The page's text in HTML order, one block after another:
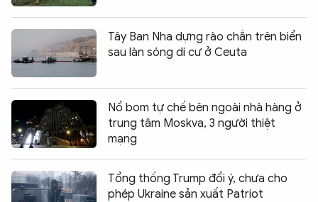
Tây Ban Nha dựng rào chắn trên biển
sau làn sóng di cư ở Ceuta
Nổ bom tự chế bên ngoài nhà hàng ở
trung tâm Moskva, 3 người thiệt
mạng
Tổng thống Trump đổi ý, chưa cho
phép Ukraine sản xuất Patriot